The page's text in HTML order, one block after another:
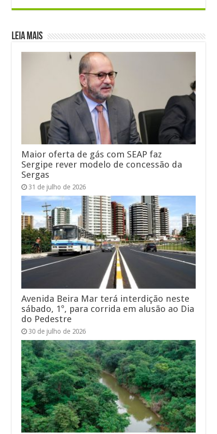
Leia Mais
Maior oferta de gás com SEAP faz
Sergipe rever modelo de concessão da
Sergas
31 de julho de 2026
Avenida Beira Mar terá interdição neste
sábado, 1º, para corrida em alusão ao Dia
do Pedestre
30 de julho de 2026